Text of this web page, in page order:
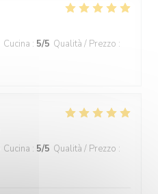
Cucina : 5/5 Qualità / Prezzo :
Cucina : 5/5 Qualità / Prezzo :